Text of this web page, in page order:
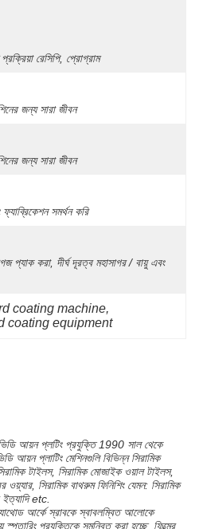
রেসিপি, প্রোগ্রাম
জন্য সারা জীবন
জন্য সারা জীবন
সমর্থন করি
প্যাক করা, দীর্ঘ দূরত্ব মহাসাগর / বায়ু এবং
coating machine,
coating equipment
আয়ন প্লটিং প্রযুক্তি 1990 সাল থেকে
আয়ন প্লাটিং মেশিনগুলি বিভিন্ন সিরামিক
টাইলস, সিরামিক মোজাইক ওয়াল টাইলস,
ওয়্যার, সিরামিক বাথরুম ফিনিশিং যেমন: সিরামিক
ইত্যাদি etc.
আর্কে স্রাবকে স্বাবলম্বিত আলোকে
প্রযুক্তিকে সমন্বিত করা হচ্ছে, ফিল্মের